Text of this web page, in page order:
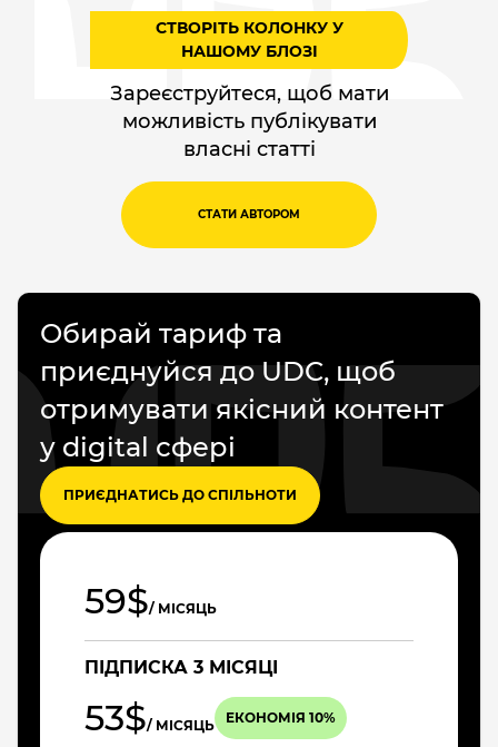
СТВОРІТЬ КОЛОНКУ У
НАШОМУ БЛОЗІ
Зареєструйтеся, щоб мати
можливість публікувати
власні статті
СТАТИ АВТОРОМ
Обирай тариф та
приєднуйся до UDC, щоб
отримувати якісний контент
у digital сфері
ПРИЄДНАТИСЬ ДО СПІЛЬНОТИ
59$/ МІСЯЦЬ
ПІДПИСКА 3 МІСЯЦІ
53$/ МІСЯЦЬ ЕКОНОМІЯ 10%